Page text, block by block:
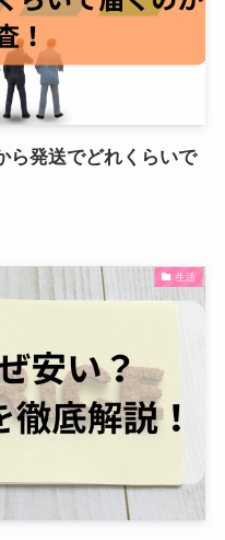
ら発送でどれくらいで
生活